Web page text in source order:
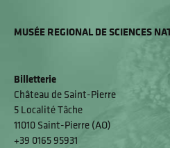
MUSÉE REGIONAL DE SCIENCES
Billetterie
Château de Saint-Pierre
5 Localité Tâche
11010 Saint-Pierre (AO)
+39 0165 95931